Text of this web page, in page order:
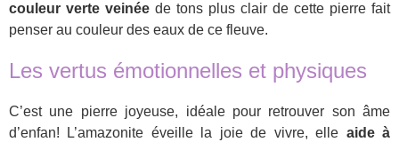
couleur verte veinée de tons plus clair de cette pierre fait
penser au couleur des eaux de ce fleuve.
Les vertus émotionnelles et physiques
C’est une pierre joyeuse, idéale pour retrouver son âme
d’enfan! L’amazonite éveille la joie de vivre, elle aide à